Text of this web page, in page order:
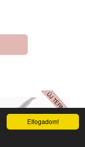
Elfogadom!